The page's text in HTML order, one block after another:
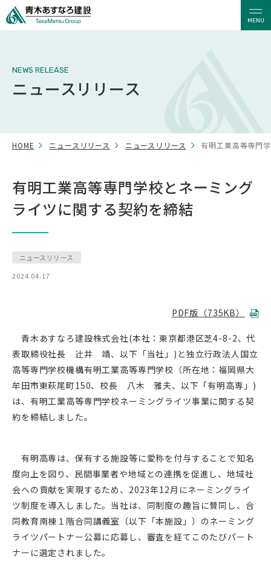
MENU
NEWS RELEASE
ニュースリリース
HOME ニュースリリース ニュースリリース 有明工業高等専門
有明工業高等専門学校とネーミング
ライツに関する契約を締結
ニュースリリース
2024.04.17
PDF版（735KB）
青木あすなろ建設株式会社(本社：東京都港区芝4-8-2、代
表取締役社長 辻󠄀井 靖、以下「当社」)と独立行政法人国立
高等専門学校機構有明工業高等専門学校（所在地：福岡県大
牟田市東萩尾町150、校長 八木 雅夫、以下「有明高専」)
は、有明工業高等専門学校ネーミングライツ事業に関する契
約を締結しました。
有明高専は、保有する施設等に愛称を付与することで知名
度向上を図り、民間事業者や地域との連携を促進し、地域社
会への貢献を実現するため、2023年12月にネーミングライ
ツ制度を導入しました。当社は、同制度の趣旨に賛同し、合
同教育南棟１階合同講義室（以下「本施設」）のネーミング
ライツパートナー公募に応募し、審査を経てこのたびパート
ナーに選定されました。